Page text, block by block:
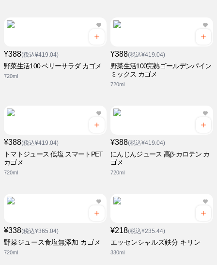
¥388(税込¥419.04)
野菜生活100 ベリーサラダ カゴメ
720ml
¥388(税込¥419.04)
野菜生活100完熟ゴールデンパイン
ミックス カゴメ
720ml
¥388(税込¥419.04)
トマトジュース 低塩 スマートPET
カゴメ
720ml
¥388(税込¥419.04)
にんじんジュース 高β-カロテン カ
ゴメ
720ml
¥338(税込¥365.04)
野菜ジュース食塩無添加 カゴメ
720ml
¥218(税込¥235.44)
エッセンシャルズ鉄分 キリン
330ml